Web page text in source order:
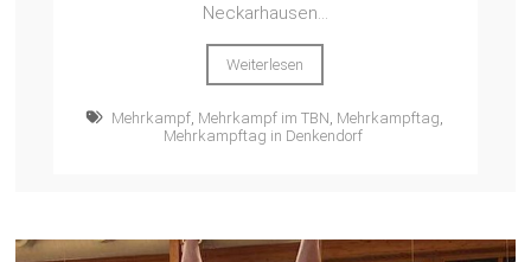
Neckarhausen...
Weiterlesen
Mehrkampf, Mehrkampf im TBN, Mehrkampftag,
Mehrkampftag in Denkendorf